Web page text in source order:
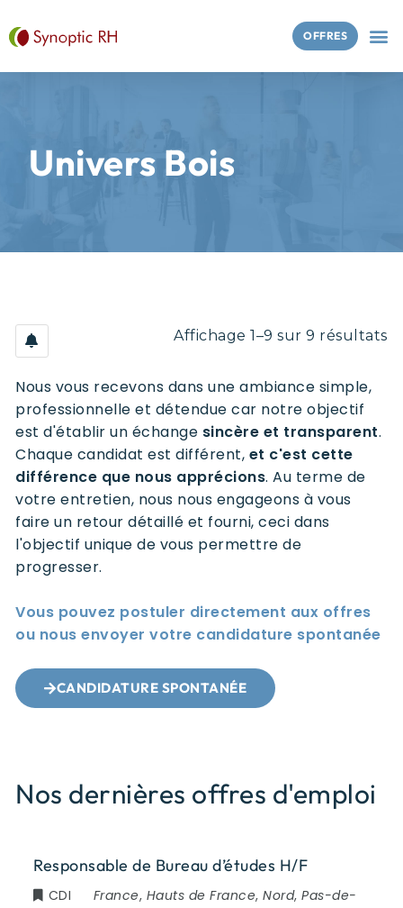
OFFRES
Univers Bois
Affichage 1–9 sur 9 résultats
Nous vous recevons dans une ambiance simple,
professionnelle et détendue car notre objectif
est d'établir un échange sincère et transparent.
Chaque candidat est différent, et c'est cette
différence que nous apprécions. Au terme de
votre entretien, nous nous engageons à vous
faire un retour détaillé et fourni, ceci dans
l'objectif unique de vous permettre de
progresser.
Vous pouvez postuler directement aux offres
ou nous envoyer votre candidature spontanée
CANDIDATURE SPONTANÉE
Nos dernières offres d'emploi
Responsable de Bureau d’études H/F
CDI France, Hauts de France,Nord,Pas-de-